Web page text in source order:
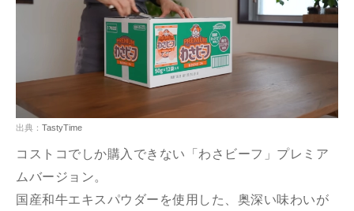
出典： TastyTime
コストコでしか購入できない「わさビーフ」プレミア
ムバージョン。
国産和牛エキスパウダーを使用した、奥深い味わいが